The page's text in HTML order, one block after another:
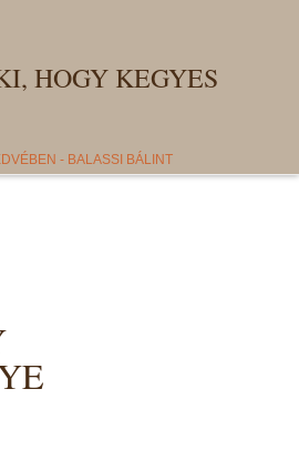
HOGY KEGYES
- BALASSI BÁLINT